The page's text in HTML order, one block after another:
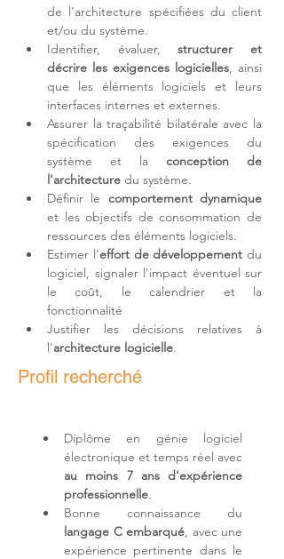
de l'architecture spécifiées du client
et/ou du système.
Identifier, évaluer, structurer et
décrire les exigences logicielles, ainsi
que les éléments logiciels et leurs
interfaces internes et externes.
Assurer la traçabilité bilatérale avec la
spécification des exigences du
système et la conception de
l'architecture du système.
Définir le comportement dynamique
et les objectifs de consommation de
ressources des éléments logiciels.
Estimer l'effort de développement du
logiciel, signaler l'impact éventuel sur
le coût, le calendrier et la
fonctionnalité
Justifier les décisions relatives à
l'architecture logicielle.
Profil recherché
Diplôme en génie logiciel
au moins 7 ans d'expérience
professionnelle.
langage C embarqué, avec une
expérience pertinente dans le